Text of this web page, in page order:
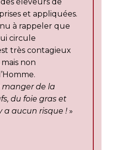
éleveurs de
et appliquées.
à rappeler que
circule
très contagieux
non
de la
du foie gras et
a aucun risque ! »